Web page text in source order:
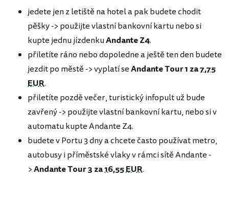
jedete jen z letiště na hotel a pak budete chodit
pěšky -> použijte vlastní bankovní kartu nebo si
kupte jednu jízdenkuAndante Z4.
přiletíte ráno nebo dopoledne a ještě ten den budete
jezdit po městě -> vyplatí seAndante Tour 1 za7,75
EUR.
přiletíte pozdě večer, turistický infopult už bude
zavřený -> použijte vlastní bankovní kartu, nebo si v
automatu kupte Andante Z4.
budete v Portu 3 dny a chcete často používat metro,
autobusy i příměstské vlaky v rámci sítě Andante -
>Andante Tour 3 za16,55 EUR.